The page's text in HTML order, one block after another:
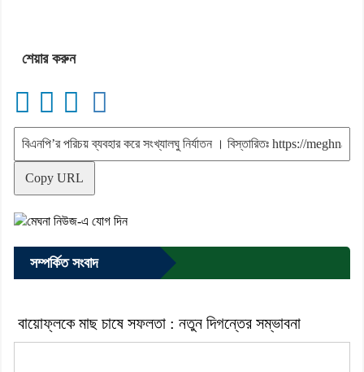
শেয়ার করুন
Copy URL
সম্পর্কিত সংবাদ
বায়োফ্লকে মাছ চাষে সফলতা : নতুন দিগন্তের সম্ভাবনা